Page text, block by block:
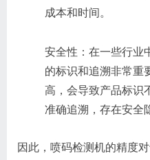
成本和时间。
安全性：在一些行业
的标识和追溯非常重
高，会导致产品标识
准确追溯，存在安全
因此，喷码检测机的精度